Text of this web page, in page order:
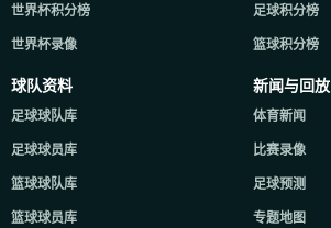
世界杯积分榜
世界杯录像
足球积分榜
篮球积分榜
球队资料
足球球队库
足球球员库
篮球球队库
篮球球员库
新闻与回放
体育新闻
比赛录像
足球预测
专题地图